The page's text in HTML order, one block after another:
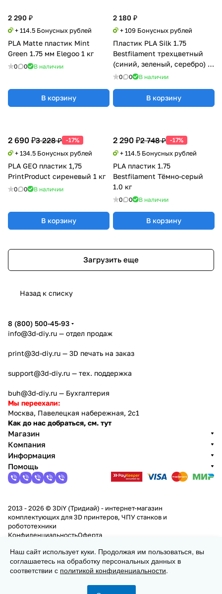
2 290 ₽
+ 114.5 Бонусных рублей
PLA Matte пластик Mint
Green 1.75 мм Elegoo 1 кг
0 0 В наличии
В корзину
2 180 ₽
+ 109 Бонусных рублей
Пластик PLA Silk 1.75
Bestfilament трехцветный
(синий, зеленый, серебро) 1
кг0 0 В наличии
В корзину
2 690 ₽3 228 ₽ -17%
+ 134.5 Бонусных рублей
PLA GEO пластик 1,75
PrintProduct сиреневый 1 кг
0 0 В наличии
В корзину
2 290 ₽2 748 ₽ -17%
+ 114.5 Бонусных рублей
PLA пластик 1.75
Bestfilament Тёмно-серый
1.0 кг
0 0 В наличии
В корзину
Загрузить еще
Назад к списку
Заказать
8 (800) 500-45-93
info@3d-diy.ru — отдел продаж
print@3d-diy.ru — 3D печать на заказ
support@3d-diy.ru — тех. поддержка
buh@3d-diy.ru — Бухгалтерия
Мы переехали:
Москва, Павелецкая набережная, 2с1
Как до нас добраться, см. тут
Магазин
Компания
Информация
Помощь
2013 - 2026 © 3DiY (Тридиай) - интернет-магазин
комплектующих для 3D принтеров, ЧПУ станков и
робототехники
КонфиденциальностьОферта
Наш сайт использует куки. Продолжая им пользоваться, вы
соглашаетесь на обработку персональных данных в
соответствии с политикой конфиденциальности.